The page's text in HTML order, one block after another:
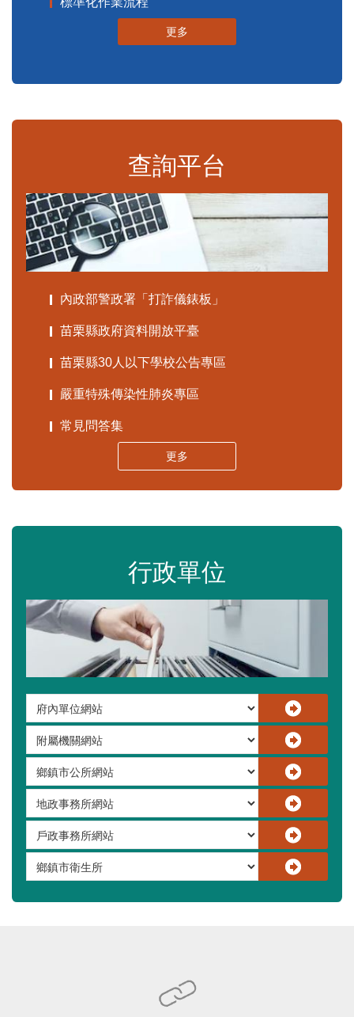
更多
查詢平台
內政部警政署「打詐儀錶板」
苗栗縣政府資料開放平臺
苗栗縣30人以下學校公告專區
嚴重特殊傳染性肺炎專區
常見問答集
更多
行政單位